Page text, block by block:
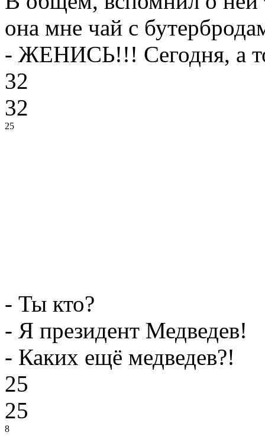
она мне чай с
- ЖЕНИСЬ!!! Сегодня, а
32
32
25
- Ты кто?
- Я президент Медведев!
- Каких ещё медведев?!
25
25
8